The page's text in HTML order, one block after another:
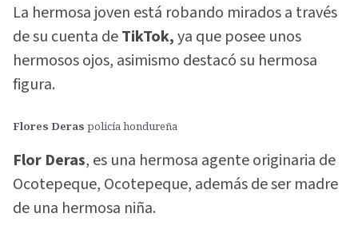
La hermosa joven está robando mirados a través
de su cuenta deTikTok,ya que posee unos
hermosos ojos, asimismo destacó su hermosa
figura.
Flores Deras policía hondureña
Flor Deras, es una hermosa agente originaria de
Ocotepeque, Ocotepeque, además de ser madre
de una hermosa niña.